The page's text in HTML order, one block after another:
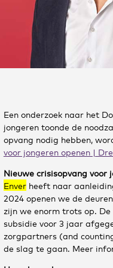
Een onderzoek naar het
jongeren toonde de
opvang nodig hebben,
voor jongeren openen |
Nieuwe crisisopvang voor
Enverheeft naar
2024 openen we de
zijn we enorm trots op.
subsidie voor 3 jaar
zorgpartners (and
de slag te gaan. Meer